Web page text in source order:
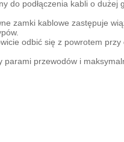
do podłączenia kabli o dużej
zamki kablowe zastępuje
odbić się z powrotem przy
przewodów i